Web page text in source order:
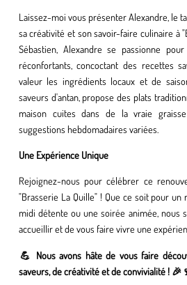
Laissez-moi vous présenter Alexandre, le
sa créativité et son savoir-faire culinaire à
Sébastien, Alexandre se passionne
réconfortants, concoctant des recettes
valeur les ingrédients locaux et de
saveurs d'antan, propose des plats
maison cuites dans de la vraie
suggestions hebdomadaires variées.
Une Expérience Unique
Rejoignez-nous pour célébrer ce
"Brasserie La Quille" ! Que ce soit pour
midi détente ou une soirée animée, nous
accueillir et de vous faire vivre une
💪 Nous avons hâte de vous faire
saveurs, de créativité et de convivialité !